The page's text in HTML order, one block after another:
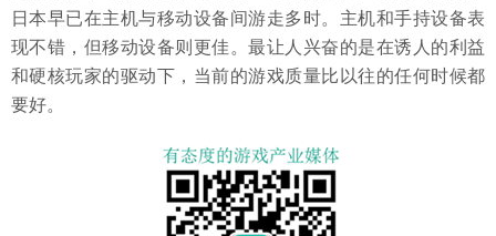
日本早已在主机与移动设备间游走多时。主机和手持设备表
现不错，但移动设备则更佳。最让人兴奋的是在诱人的利益
和硬核玩家的驱动下，当前的游戏质量比以往的任何时候都
要好。